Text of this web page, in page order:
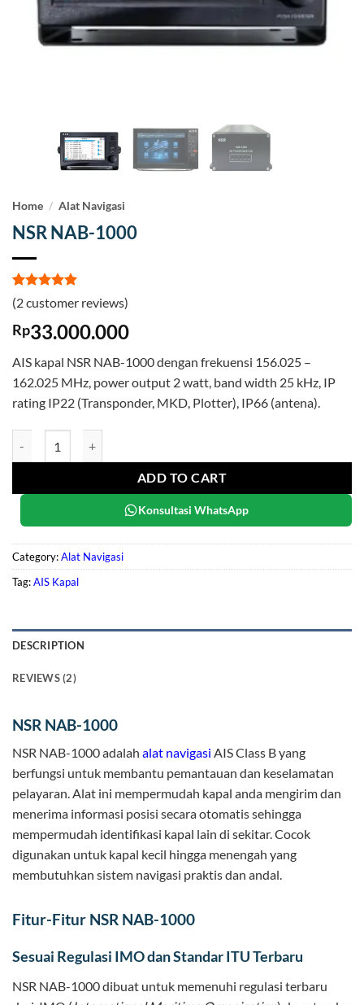
Home / Alat Navigasi
NSR NAB-1000
Rated5
out of 5
based on
2
customer
(2customer reviews)
Rp33.000.000
AIS kapal NSR NAB-1000 dengan frekuensi 156.025 –
162.025 MHz, power output 2 watt, band width 25 kHz, IP
rating IP22 (Transponder, MKD, Plotter), IP66 (antena).
ADD TO CART
Konsultasi WhatsApp
Category:Alat Navigasi
Tag:AIS Kapal
DESCRIPTION
REVIEWS (2)
NSR NAB-1000
NSR NAB-1000 adalah alat navigasi AIS Class B yang
berfungsi untuk membantu pemantauan dan keselamatan
pelayaran. Alat ini mempermudah kapal anda mengirim dan
menerima informasi posisi secara otomatis sehingga
mempermudah identifikasi kapal lain di sekitar. Cocok
digunakan untuk kapal kecil hingga menengah yang
membutuhkan sistem navigasi praktis dan andal.
Fitur-Fitur NSR NAB-1000
Sesuai Regulasi IMO dan Standar ITU Terbaru
NSR NAB-1000 dibuat untuk memenuhi regulasi terbaru